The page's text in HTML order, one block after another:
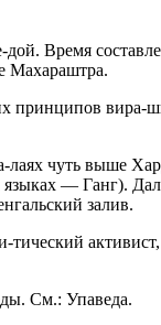
Время
Махараштра.
вира-
чуть выше
— Ганг).
залив.
активист,
См.: Упаведа.